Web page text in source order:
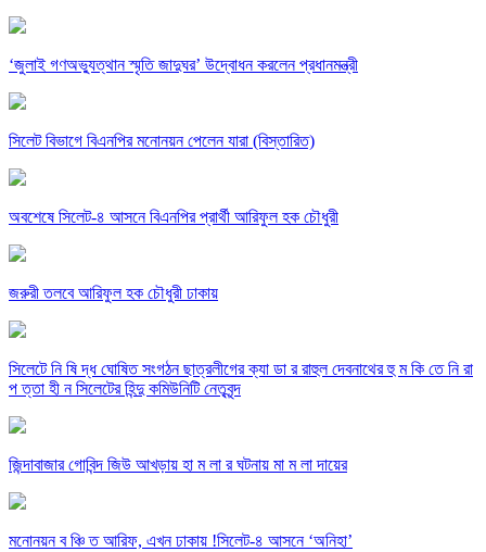
‘জুলাই গণঅভ্যুত্থান স্মৃতি জাদুঘর’ উদ্বোধন করলেন প্রধানমন্ত্রী
সিলেট বিভাগে বিএনপির মনোনয়ন পেলেন যারা (বিস্তারিত)
অবশেষে সিলেট-৪ আসনে বিএনপির প্রার্থী আরিফুল হক চৌধুরী
জরুরী তলবে আরিফুল হক চৌধুরী ঢাকায়
সিলেটে নি ষি দ্ধ ঘোষিত সংগঠন ছাত্রলীগের ক্যা ডা র রাহুল দেবনাথের হু ম কি তে নি রা
প ত্তা হী ন সিলেটের হিন্দু কমিউনিটি নেতৃবৃন্দ
জিন্দাবাজার গোবিন্দ জিউ আখড়ায় হা ম লা র ঘটনায় মা ম লা দায়ের
মনোনয়ন ব ঞ্চি ত আরিফ, এখন ঢাকায় !সিলেট-৪ আসনে ‘অনিহা’